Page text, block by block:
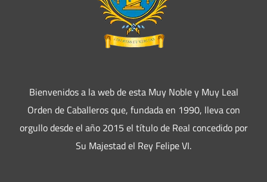
Bienvenidos a la web de esta Muy Noble y Muy Leal
Orden de Caballeros que, fundada en 1990, lleva con
orgullo desde el año 2015 el título de Real concedido por
Su Majestad el Rey Felipe VI.